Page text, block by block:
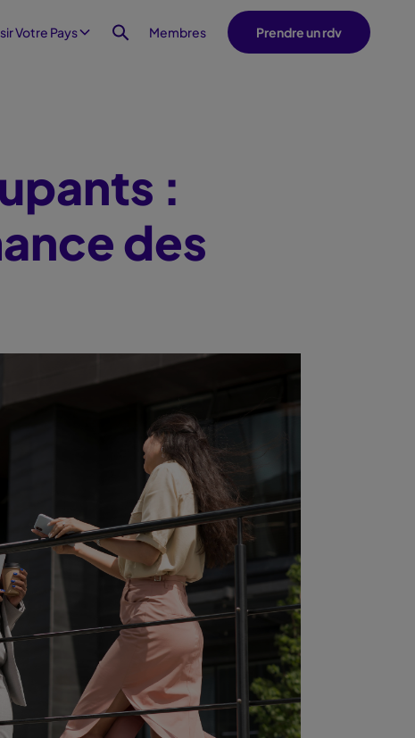
Votre Pays Membres Prendre un rdv
:
des